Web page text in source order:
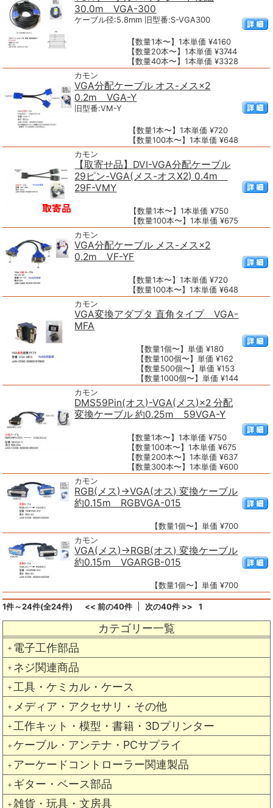
カテゴリー一覧
＋ 電子工作部品
＋ ネジ関連商品
＋ 工具・ケミカル・ケース
＋ メディア・アクセサリ・その他
＋ 工作キット・模型・書籍・3Dプリンター
＋ ケーブル・アンテナ・PCサプライ
＋ アーケードコントローラー関連製品
＋ ギター・ベース部品
＋ 雑貨・玩具・文房具
30.0m VGA-300
ケーブル径:5.8mm 旧型番:S-VGA300
【数量1本〜】1本単価 ¥4160
【数量20本〜】1本単価 ¥3744
【数量40本〜】1本単価 ¥3328
カモン
VGA分配ケーブル オス-メス×2
0.2m VGA-Y
旧型番:VM-Y
【数量1本〜】1本単価 ¥720
【数量100本〜】1本単価 ¥648
カモン
【取寄せ品】DVI-VGA分配ケーブル
29ピン-VGA(メス-オスX2) 0.4m
29F-VMY
【数量1本〜】1本単価 ¥750
【数量100本〜】1本単価 ¥675
カモン
VGA分配ケーブル メス-メス×2
0.2m VF-YF
【数量1本〜】1本単価 ¥720
【数量100本〜】1本単価 ¥648
カモン
VGA変換アダプタ 直角タイプ VGA-
MFA
【数量1個〜】単価 ¥180
【数量100個〜】単価 ¥162
【数量500個〜】単価 ¥153
【数量1000個〜】単価 ¥144
カモン
DMS59Pin(オス)-VGA(メス)×2 分配
変換ケーブル 約0.25m 59VGA-Y
【数量1本〜】1本単価 ¥750
【数量100本〜】1本単価 ¥675
【数量200本〜】1本単価 ¥637
【数量300本〜】1本単価 ¥600
カモン
RGB(メス)→VGA(オス) 変換ケーブル
約0.15m RGBVGA-015
【数量1個〜】単価 ¥700
カモン
VGA(メス)→RGB(オス) 変換ケーブル
約0.15m VGARGB-015
【数量1個〜】単価 ¥700
1件～24件(全24件) << 前の40件 次の40件 >> 1